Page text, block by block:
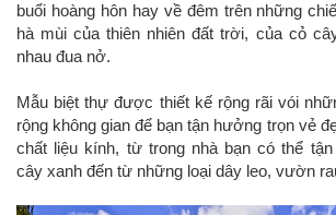
buổi hoàng hôn hay về đêm trên những
hà mùi của thiên nhiên đất trời, của cỏ
nhau đua nở.
Mẫu biệt thự được thiết kế rộng rãi vói
rộng không gian để bạn tận hưởng trọn vẻ
chất liệu kính, từ trong nhà bạn có thể
cây xanh đến từ những loại dây leo, vườn